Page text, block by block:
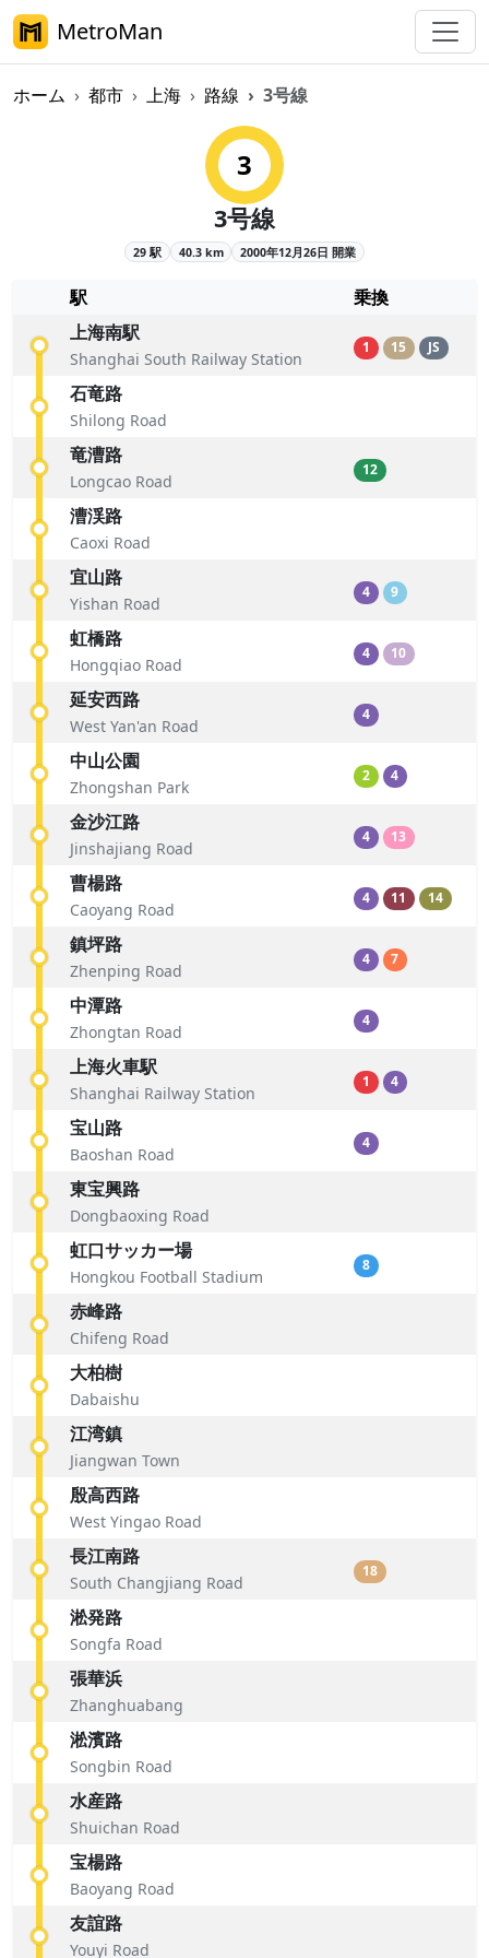
MetroMan
ホーム 都市 上海 路線 3号線
上海メトロ3号線概要
3
3号線
29 駅 40.3 km 2000年12月26日 開業
駅
乗換
上海南駅
Shanghai South Railway Station
1 15 JS
石竜路
Shilong Road
竜漕路
Longcao Road
12
漕渓路
Caoxi Road
宜山路
Yishan Road
4 9
虹橋路
Hongqiao Road
4 10
延安西路
West Yan'an Road
4
中山公園
Zhongshan Park
2 4
金沙江路
Jinshajiang Road
4 13
曹楊路
Caoyang Road
4 11 14
鎮坪路
Zhenping Road
4 7
中潭路
Zhongtan Road
4
上海火車駅
Shanghai Railway Station
1 4
宝山路
Baoshan Road
4
東宝興路
Dongbaoxing Road
虹口サッカー場
Hongkou Football Stadium
8
赤峰路
Chifeng Road
大柏樹
Dabaishu
江湾鎮
Jiangwan Town
殷高西路
West Yingao Road
長江南路
South Changjiang Road
18
淞発路
Songfa Road
張華浜
Zhanghuabang
淞濱路
Songbin Road
水産路
Shuichan Road
宝楊路
Baoyang Road
友誼路
Youyi Road